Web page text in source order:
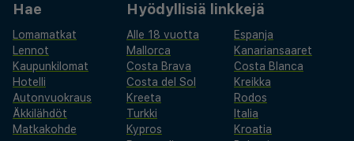
Hae
Lomamatkat
Lennot
Kaupunkilomat
Hotelli
Autonvuokraus
Äkkilähdöt
Matkakohde
Hyödyllisiä linkkejä
Alle 18 vuotta
Espanja
Mallorca
Kanariansaaret
Costa Brava
Costa Blanca
Costa del Sol
Kreikka
Kreeta
Rodos
Turkki
Italia
Kypros
Kroatia